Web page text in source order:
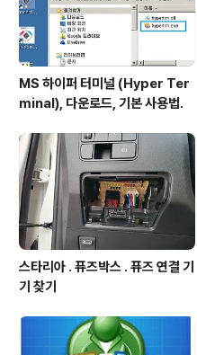
MS 하이퍼 터미널 (Hyper Ter
minal), 다운로드, 기본 사용법.
스타리아 . 퓨즈박스 . 퓨즈 연결 기
기 찾기